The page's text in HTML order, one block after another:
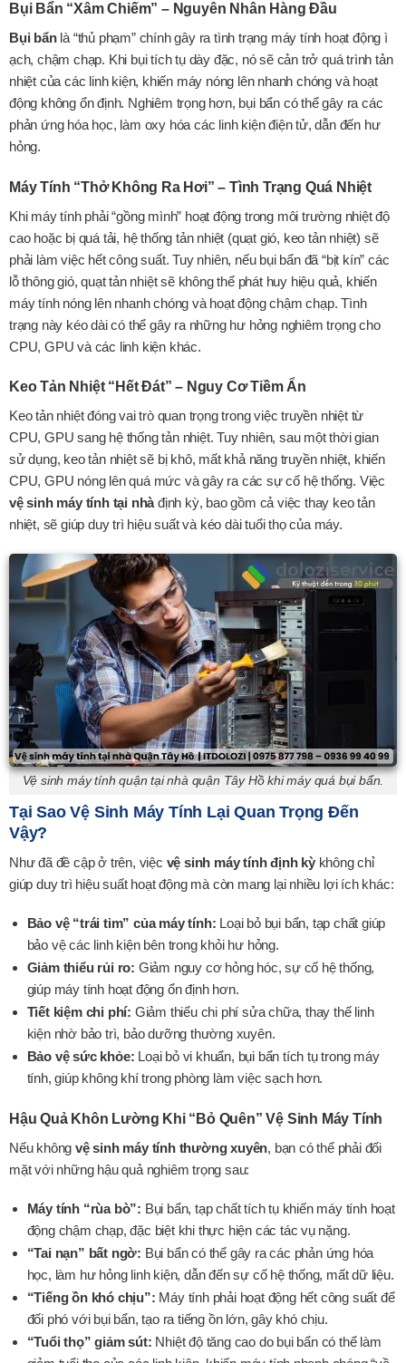
Bụi Bẩn “Xâm Chiếm” – Nguyên Nhân Hàng Đầu
Bụi bẩnlà “thủ phạm” chính gây ra tình trạng máy tính hoạt động ì
ạch, chậm chạp. Khi bụi tích tụ dày đặc, nó sẽ cản trở quá trình tản
nhiệt của các linh kiện, khiến máy nóng lên nhanh chóng và hoạt
động không ổn định. Nghiêm trọng hơn, bụi bẩn có thể gây ra các
phản ứng hóa học, làm oxy hóa các linh kiện điện tử, dẫn đến hư
hỏng.
Máy Tính “Thở Không Ra Hơi” – Tình Trạng Quá Nhiệt
Khi máy tính phải “gồng mình” hoạt động trong môi trường nhiệt độ
cao hoặc bị quá tải, hệ thống tản nhiệt (quạt gió, keo tản nhiệt) sẽ
phải làm việc hết công suất. Tuy nhiên, nếu bụi bẩn đã “bịt kín” các
lỗ thông gió, quạt tản nhiệt sẽ không thể phát huy hiệu quả, khiến
máy tính nóng lên nhanh chóng và hoạt động chậm chạp. Tình
trạng này kéo dài có thể gây ra những hư hỏng nghiêm trọng cho
CPU, GPU và các linh kiện khác.
Keo Tản Nhiệt “Hết Đát” – Nguy Cơ Tiềm Ẩn
Keo tản nhiệt đóng vai trò quan trọng trong việc truyền nhiệt từ
CPU, GPU sang hệ thống tản nhiệt. Tuy nhiên, sau một thời gian
sử dụng, keo tản nhiệt sẽ bị khô, mất khả năng truyền nhiệt, khiến
CPU, GPU nóng lên quá mức và gây ra các sự cố hệ thống. Việc
vệ sinh máy tính tại nhàđịnh kỳ, bao gồm cả việc thay keo tản
nhiệt, sẽ giúp duy trì hiệu suất và kéo dài tuổi thọ của máy.
Vệ sinh máy tính quận tại nhà quận Tây Hồ khi máy quá bụi bẩn.
Tại Sao Vệ Sinh Máy Tính Lại Quan Trọng Đến
Vậy?
Như đã đề cập ở trên, việc vệ sinh máy tính định kỳkhông chỉ
giúp duy trì hiệu suất hoạt động mà còn mang lại nhiều lợi ích khác:
Bảo vệ “trái tim” của máy tính: Loại bỏ bụi bẩn, tạp chất giúp
bảo vệ các linh kiện bên trong khỏi hư hỏng.
Giảm thiểu rủi ro: Giảm nguy cơ hỏng hóc, sự cố hệ thống,
giúp máy tính hoạt động ổn định hơn.
Tiết kiệm chi phí: Giảm thiểu chi phí sửa chữa, thay thế linh
kiện nhờ bảo trì, bảo dưỡng thường xuyên.
Bảo vệ sức khỏe: Loại bỏ vi khuẩn, bụi bẩn tích tụ trong máy
tính, giúp không khí trong phòng làm việc sạch hơn.
Hậu Quả Khôn Lường Khi “Bỏ Quên” Vệ Sinh Máy Tính
Nếu không vệ sinh máy tính thường xuyên, bạn có thể phải đối
mặt với những hậu quả nghiêm trọng sau:
Máy tính “rùa bò”: Bụi bẩn, tạp chất tích tụ khiến máy tính hoạt
động chậm chạp, đặc biệt khi thực hiện các tác vụ nặng.
“Tai nạn” bất ngờ: Bụi bẩn có thể gây ra các phản ứng hóa
học, làm hư hỏng linh kiện, dẫn đến sự cố hệ thống, mất dữ liệu.
“Tiếng ồn khó chịu”: Máy tính phải hoạt động hết công suất để
đối phó với bụi bẩn, tạo ra tiếng ồn lớn, gây khó chịu.
“Tuổi thọ” giảm sút: Nhiệt độ tăng cao do bụi bẩn có thể làm